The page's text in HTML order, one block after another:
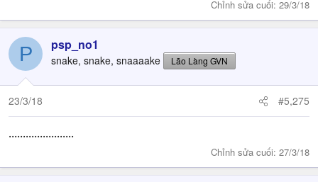
Chỉnh sửa cuối: 29/3/18
P psp_no1
snake, snake, snaaaake Lão Làng GVN
23/3/18 #5,275
.......................
Chỉnh sửa cuối: 27/3/18